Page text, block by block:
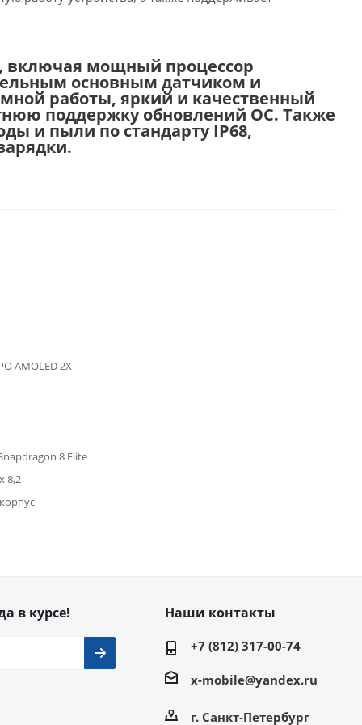
включая мощный процессор
основным датчиком и
работы, яркий и качественный
поддержку обновлений ОС. Также
и пыли по стандарту IP68,
AMOLED 2X
8 Elite
8,2
в курсе! Наши контакты
+7 (812) 317-00-74
x-mobile@yandex.ru
г. Санкт-Петербург